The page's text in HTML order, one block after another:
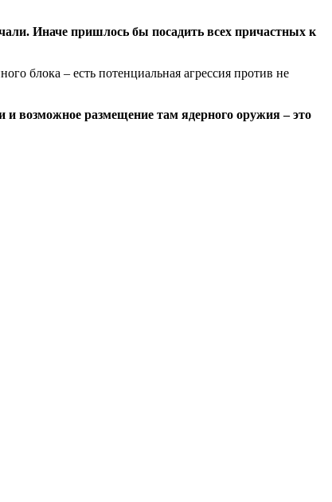
Иначе пришлось бы посадить всех причастных к
блока – есть потенциальная агрессия против не
возможное размещение там ядерного оружия – это